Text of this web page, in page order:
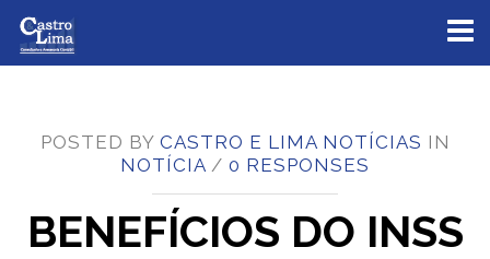
POSTED BY CASTRO E LIMA NOTÍCIAS IN
NOTÍCIA / 0 RESPONSES
BENEFÍCIOS DO INSS